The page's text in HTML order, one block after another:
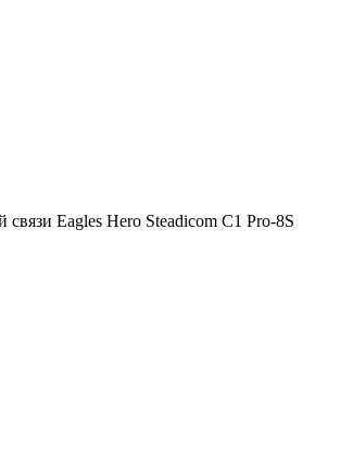
Eagles Hero Steadicom C1 Pro-8S